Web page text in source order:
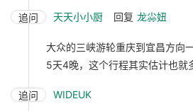
追问 天天小小厨 回复 龙尛妞
大众的三峡游轮重庆到宜昌方向
5天4晚，这个行程其实估计也就
追问 WIDEUK